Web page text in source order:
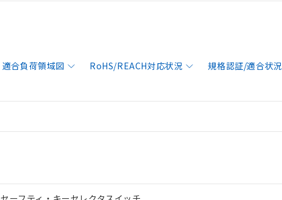
適合負荷領域図 RoHS/REACH対応状況 規格認証/適合状況